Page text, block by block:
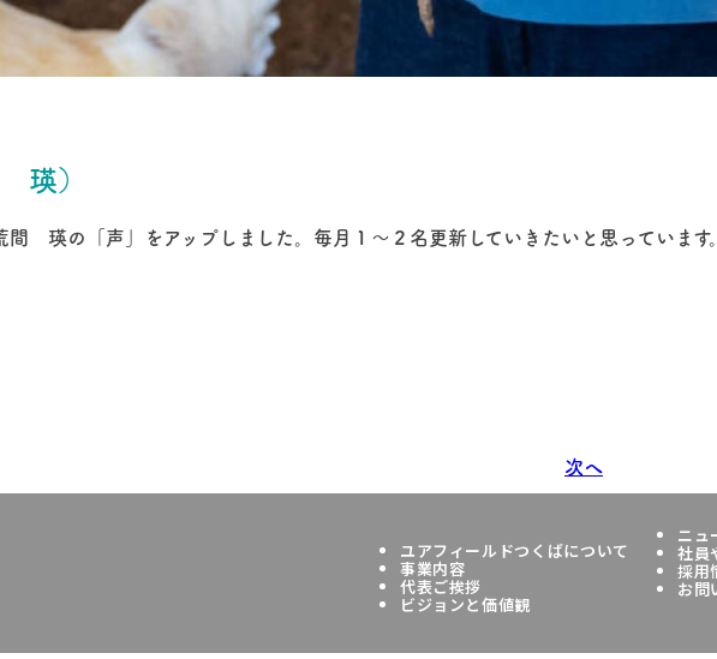
瑛）
瑛の「声」をアップしました。毎月１〜２名更新していきたいと思っています。
次へ
ユアフィールドつくばについて
事業内容
代表ご挨拶
ビジョンと価値観
ニュ
社員
採用
お問